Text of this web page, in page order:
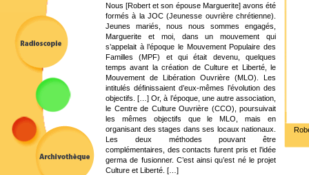
Nous [Robert et son épouse Marguerite] avons été
formés à la JOC (Jeunesse ouvrière chrétienne).
Jeunes mariés, nous nous sommes engagés,
Marguerite et moi, dans un mouvement qui
s’appelait à l’époque le Mouvement Populaire des
Familles (MPF) et qui était devenu, quelques
temps avant la création de Culture et Liberté, le
Mouvement de Libération Ouvrière (MLO). Les
intitulés définissaient d’eux-mêmes l’évolution des
objectifs. […] Or, à l’époque, une autre association,
le Centre de Culture Ouvrière (CCO), poursuivait
les mêmes objectifs que le MLO, mais en
organisant des stages dans ses locaux nationaux.
Les deux méthodes pouvant être
complémentaires, des contacts furent pris et l’idée
germa de fusionner. C’est ainsi qu’est né le projet
Culture et Liberté. […]